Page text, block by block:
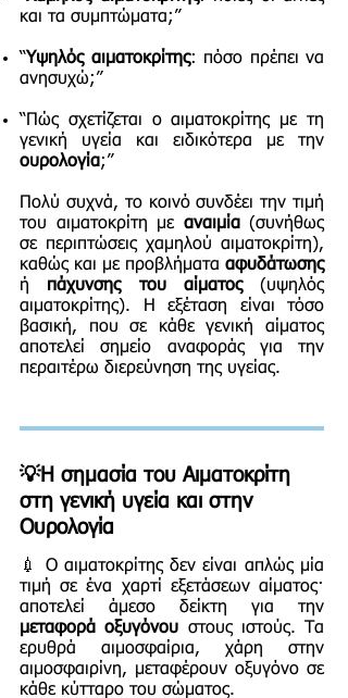
και τα συμπτώματα;”
“Υψηλός αιματοκρίτης: πόσο πρέπει να
ανησυχώ;”
“Πώς σχετίζεται ο αιματοκρίτης με τη
γενική υγεία και ειδικότερα με την
ουρολογία;”
Πολύ συχνά, το κοινό συνδέει την τιμή
του αιματοκρίτη με αναιμία (συνήθως
σε περιπτώσεις χαμηλού αιματοκρίτη),
καθώς και με προβλήματα αφυδάτωσης
ή πάχυνσης του αίματος(υψηλός
αιματοκρίτης). Η εξέταση είναι τόσο
βασική, που σε κάθε γενική αίματος
αποτελεί σημείο αναφοράς για την
περαιτέρω διερεύνηση της υγείας.
💡Η σημασία του Αιματοκρίτη
στη γενική υγεία και στην
Ουρολογία
💉 Ο αιματοκρίτης δεν είναι απλώς μία
τιμή σε ένα χαρτί εξετάσεων αίματος·
αποτελεί άμεσο δείκτη για την
μεταφορά οξυγόνου στους ιστούς. Τα
ερυθρά αιμοσφαίρια, χάρη στην
αιμοσφαιρίνη, μεταφέρουν οξυγόνο σε
κάθε κύτταρο του σώματος.